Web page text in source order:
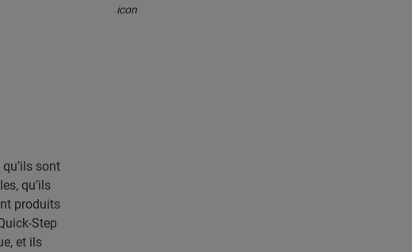
sont
qu’ils
produits
Step
et ils